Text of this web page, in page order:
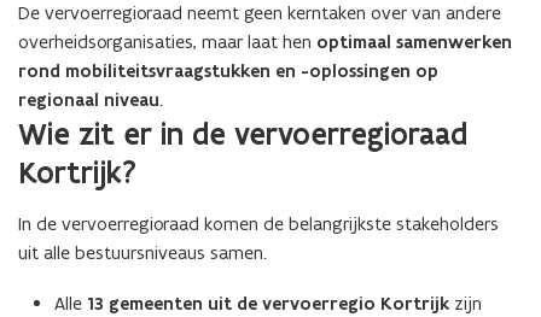
De vervoerregioraad neemt geen kerntaken over van andere
overheidsorganisaties, maar laat hen optimaal samenwerken
rond mobiliteitsvraagstukken en -oplossingen op
regionaal niveau.
Wie zit er in de vervoerregioraad
Kortrijk?
In de vervoerregioraad komen de belangrijkste stakeholders
uit alle bestuursniveaus samen.
Alle 13 gemeenten uit de vervoerregio Kortrijk zijn